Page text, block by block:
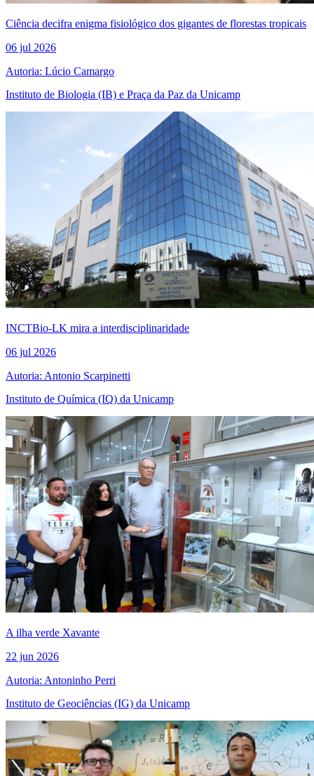
Ciência decifra enigma fisiológico dos gigantes de florestas tropicais
06 jul 2026
Autoria: Lúcio Camargo
Instituto de Biologia (IB) e Praça da Paz da Unicamp
INCTBio-LK mira a interdisciplinaridade
06 jul 2026
Autoria: Antonio Scarpinetti
Instituto de Química (IQ) da Unicamp
A ilha verde Xavante
22 jun 2026
Autoria: Antoninho Perri
Instituto de Geociências (IG) da Unicamp